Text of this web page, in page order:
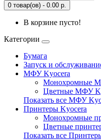
0 товар(ов) - 0.00 р.
В корзине пусто!
Категории
Бумага
Запуск и
МФУ Kyocera
Монохромные
Цветные МФУ
Показать все МФУ
Принтеры Kyocera
Монохромные
Цветные
Показать все